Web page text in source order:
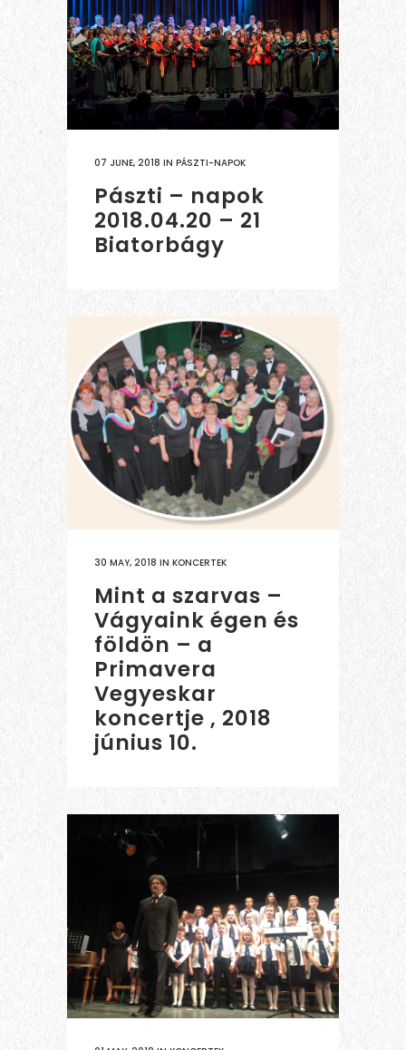
07 JUNE, 2018 IN PÁSZTI-NAPOK
Pászti – napok
2018.04.20 – 21
Biatorbágy
30 MAY, 2018 IN KONCERTEK
Mint a szarvas –
Vágyaink égen és
földön – a
Primavera
Vegyeskar
koncertje , 2018
június 10.